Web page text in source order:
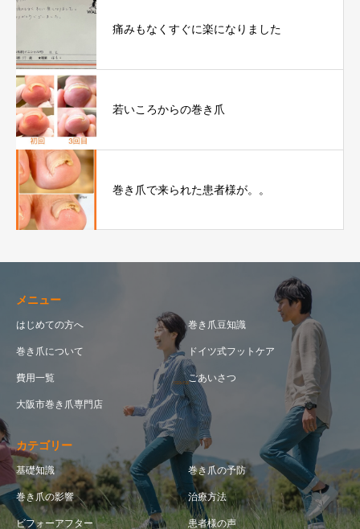
痛みもなくすぐに楽になりました
若いころからの巻き爪
巻き爪で来られた患者様が。。
メニュー
はじめての方へ 巻き爪豆知識
巻き爪について ドイツ式フットケア
費用一覧 ごあいさつ
大阪市巻き爪専門店
カテゴリー
基礎知識 巻き爪の予防
巻き爪の影響 治療方法
ビフォーアフター 患者様の声